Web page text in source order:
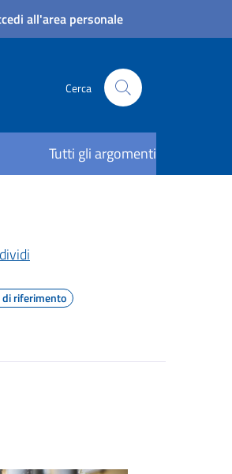
all'area personale
Cerca
Tutti gli argomenti
riferimento